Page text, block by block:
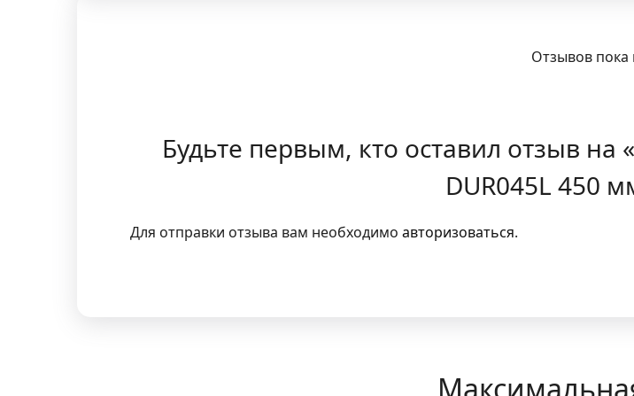
Отзывов пока
Будьте первым, кто оставил отзыв на
DUR045L 450
Для отправки отзыва вам необходимо авторизоваться.